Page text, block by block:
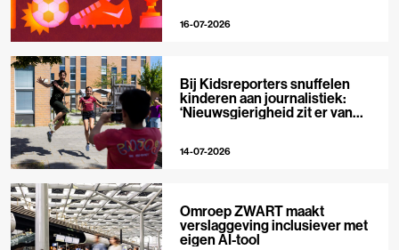
16-07-2026
Bij Kidsreporters snuffelen
kinderen aan journalistiek:
‘Nieuwsgierigheid zit er van
14-07-2026
Omroep ZWART maakt
verslaggeving inclusiever met
eigen AI-tool